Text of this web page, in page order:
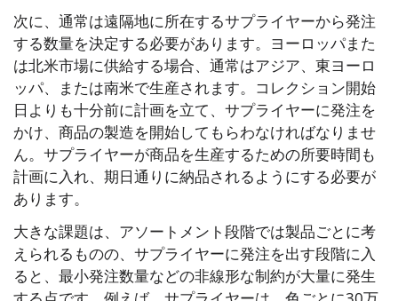
次に、通常は遠隔地に所在するサプライヤーから発注
する数量を決定する必要があります。ヨーロッパまた
は北米市場に供給する場合、通常はアジア、東ヨーロ
ッパ、または南米で生産されます。コレクション開始
日よりも十分前に計画を立て、サプライヤーに発注を
かけ、商品の製造を開始してもらわなければなりませ
ん。サプライヤーが商品を生産するための所要時間も
計画に入れ、期日通りに納品されるようにする必要が
あります。
大きな課題は、アソートメント段階では製品ごとに考
えられるものの、サプライヤーに発注を出す段階に入
ると、最小発注数量などの非線形な制約が大量に発生